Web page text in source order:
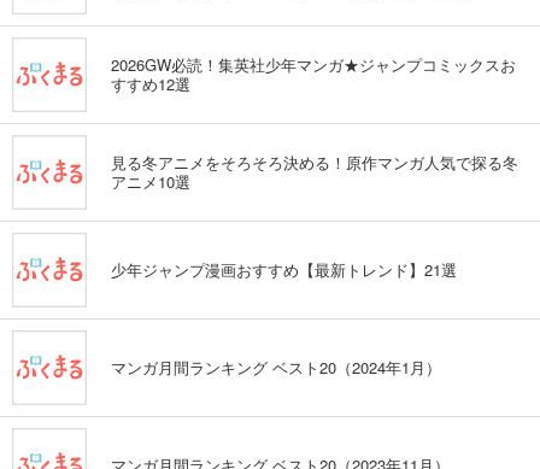
2026GW必読！集英社少年マンガ★ジャンプコミックスお
すすめ12選
見る冬アニメをそろそろ決める！原作マンガ人気で探る冬
アニメ10選
少年ジャンプ漫画おすすめ【最新トレンド】21選
マンガ月間ランキング ベスト20（2024年1月）
マンガ月間ランキング ベスト20（2023年11月）